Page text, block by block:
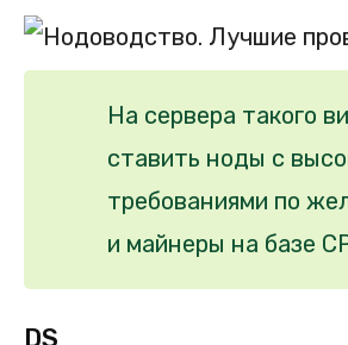
На сервера такого
ставить ноды с
требованиями по
и майнеры на базе